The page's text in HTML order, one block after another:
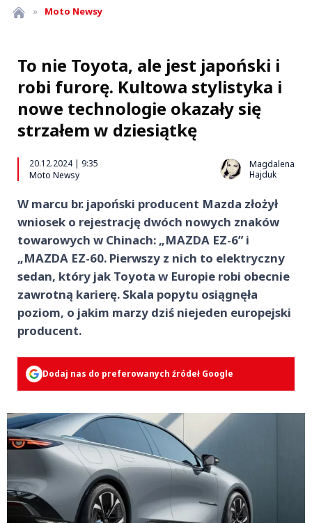
» Moto Newsy
To nie Toyota, ale jest japoński i
robi furorę. Kultowa stylistyka i
nowe technologie okazały się
strzałem w dziesiątkę
20.12.2024 | 9:35
Moto Newsy
Magdalena
Hajduk
W marcu br. japoński producent Mazda złożył
wniosek o rejestrację dwóch nowych znaków
towarowych w Chinach: „MAZDA EZ-6” i
„MAZDA EZ-60. Pierwszy z nich to elektryczny
sedan, który jak Toyota w Europie robi obecnie
zawrotną karierę. Skala popytu osiągnęła
poziom, o jakim marzy dziś niejeden europejski
producent.
Dodaj nas do preferowanych źródeł Google